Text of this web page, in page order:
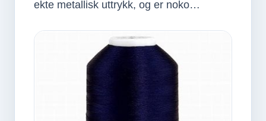
ekte metallisk uttrykk, og er noko…